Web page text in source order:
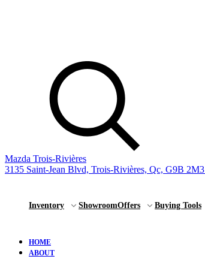
Mazda Trois-Rivières
3135 Saint-Jean Blvd, Trois-Rivières, Qc, G9B 2M3
Inventory ShowroomOffers Buying Tools
HOME
ABOUT